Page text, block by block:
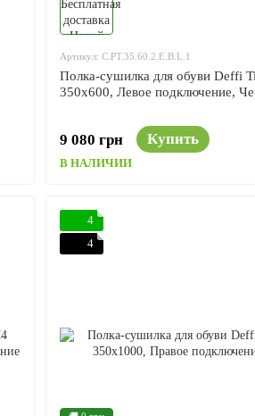
Артикул: C.PT.35.60.2.E.B.L.1
Полка-сушилка для обуви Deffi
350x600, Левое подключение,
9 080 грн Купить
В НАЛИЧИИ
4
4